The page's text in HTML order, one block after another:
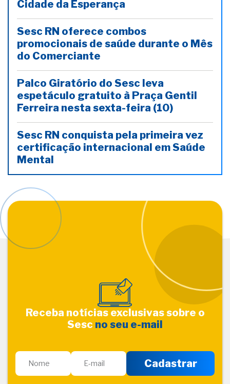
Cidade da Esperança
Sesc RN oferece combos
promocionais de saúde durante o Mês
do Comerciante
Palco Giratório do Sesc leva
espetáculo gratuito à Praça Gentil
Ferreira nesta sexta-feira (10)
Sesc RN conquista pela primeira vez
certificação internacional em Saúde
Mental
Receba notícias exclusivas sobre o
Sesc no seu e-mail